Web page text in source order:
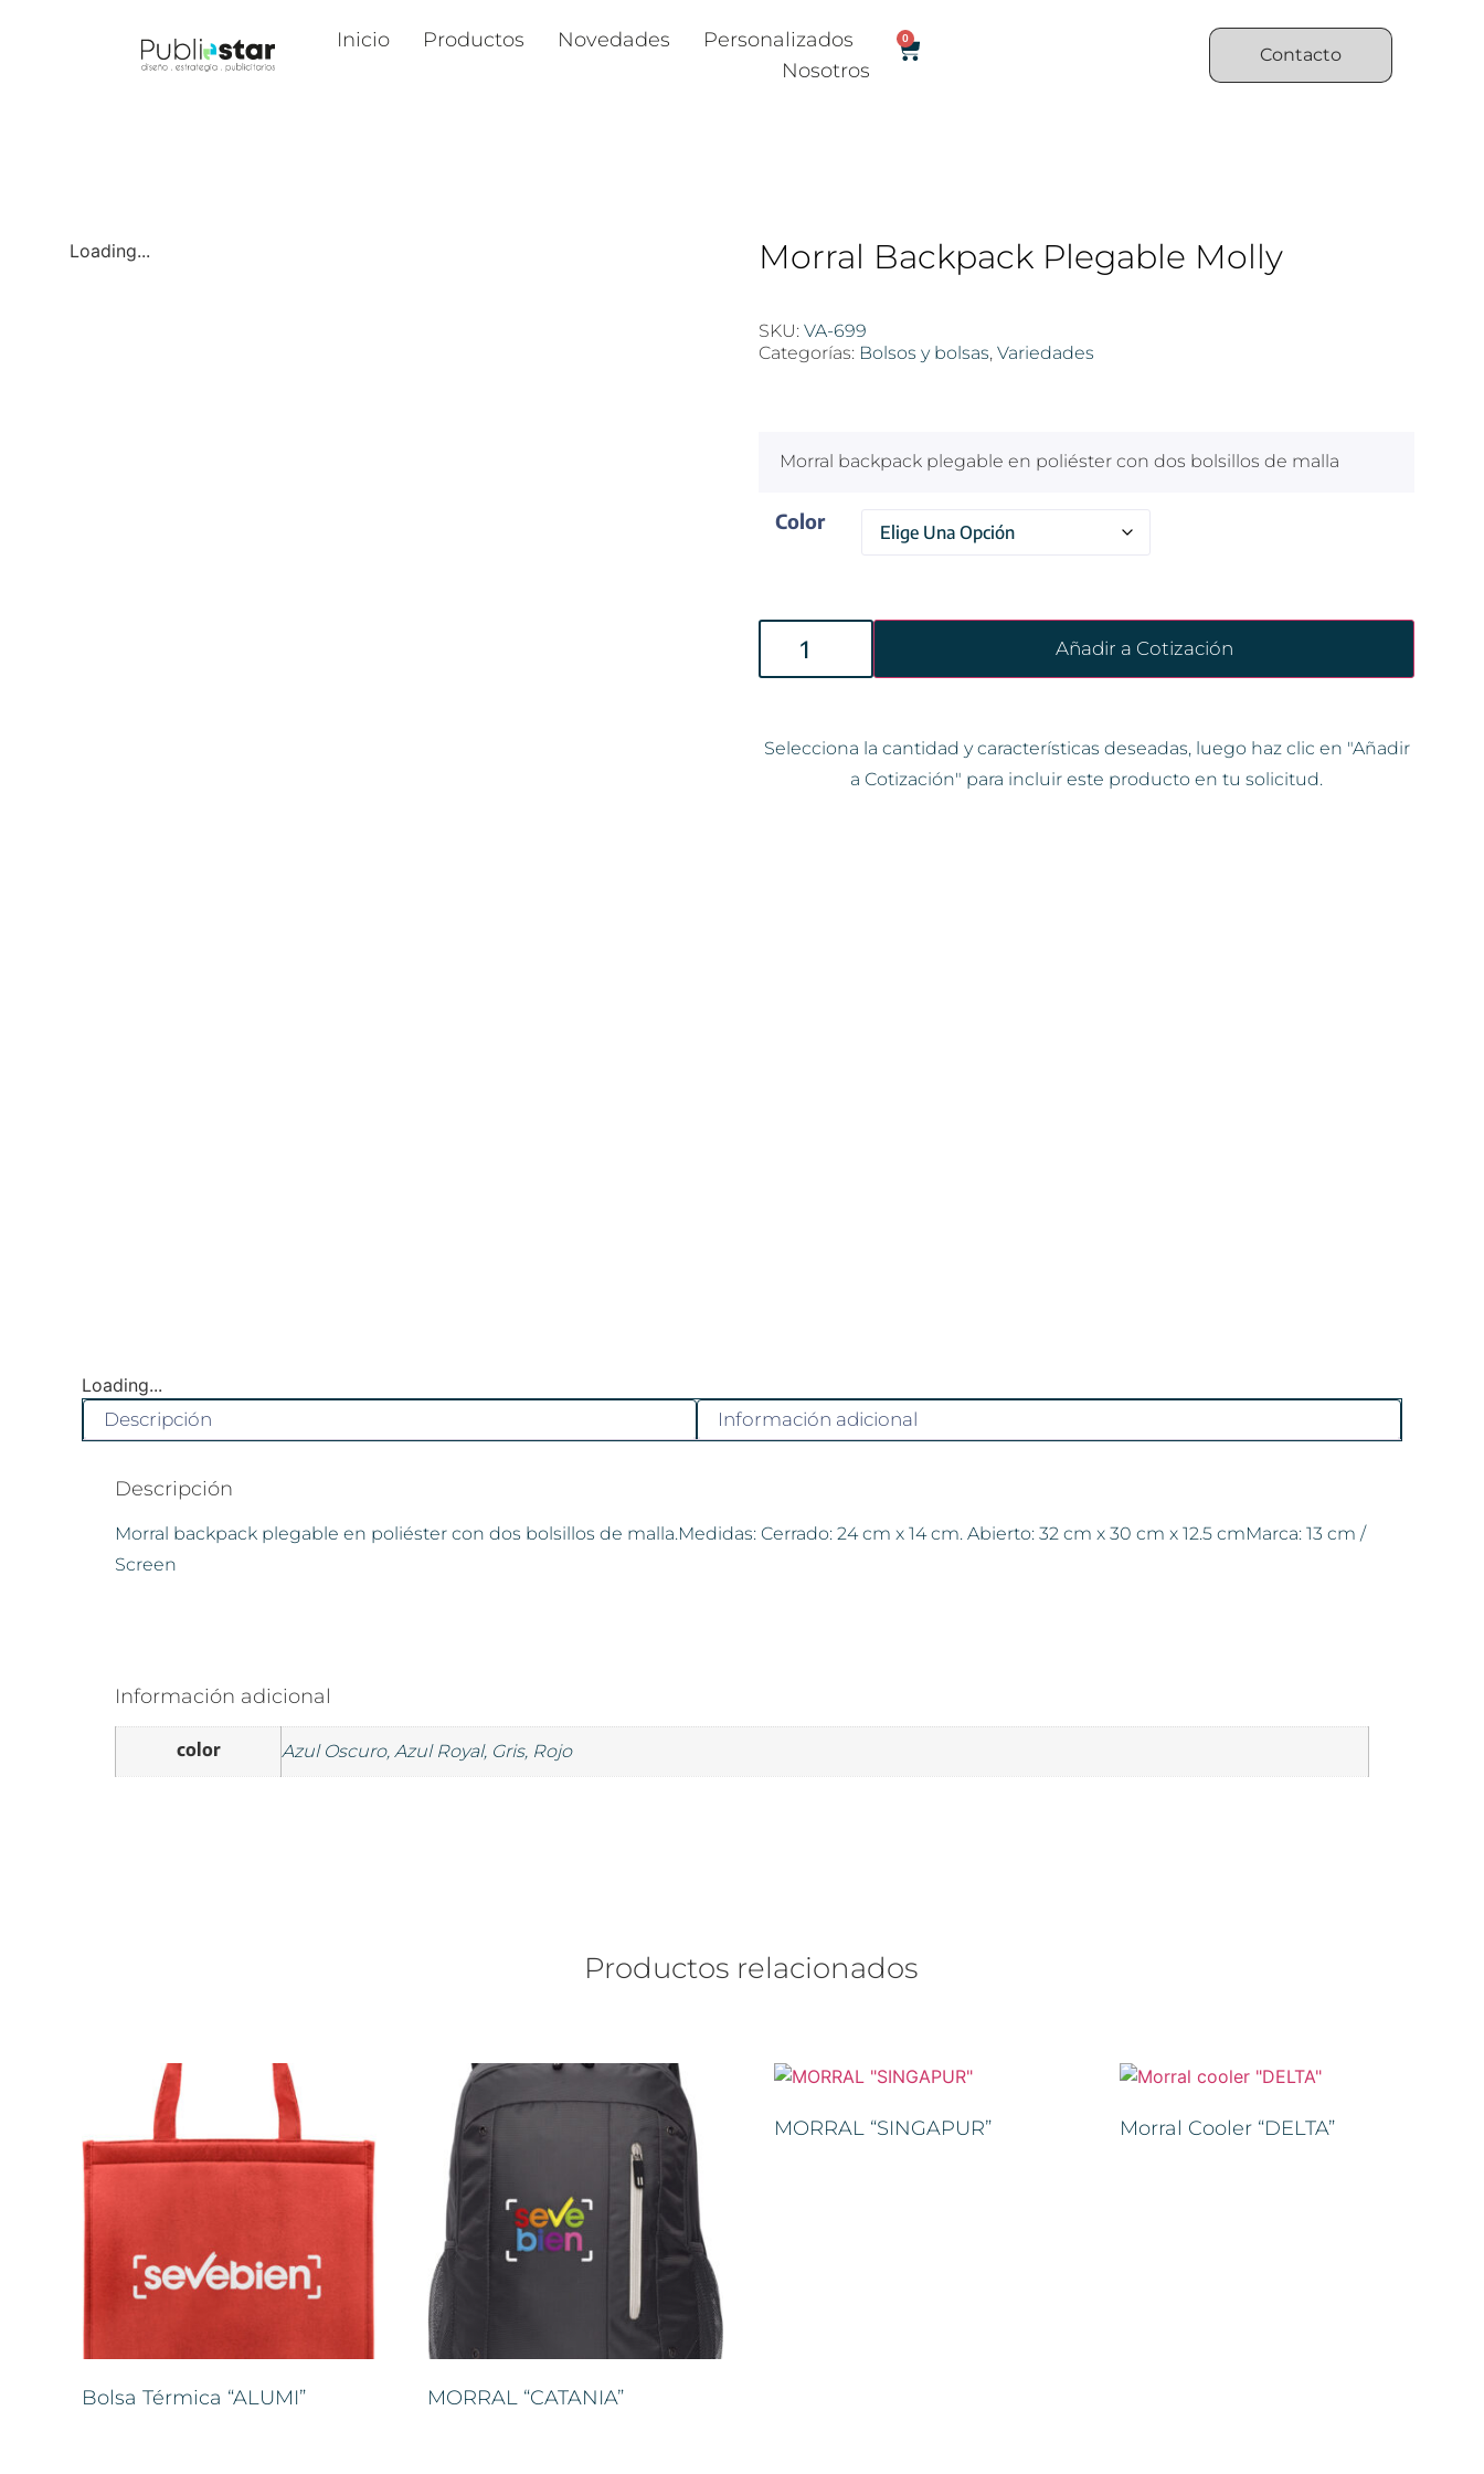
Inicio Productos Novedades
Personalizados
Nosotros
0
Contacto
Loading... Morral Backpack Plegable Molly
SKU: VA-699
Categorías: Bolsos y bolsas, Variedades
Morral backpack plegable en poliéster con dos bolsillos de malla
Color
Añadir a Cotización
Selecciona la cantidad y características deseadas, luego haz clic en "Añadir
a Cotización" para incluir este producto en tu solicitud.
Loading...
Descripción
Información adicional
Descripción
Morral backpack plegable en poliéster con dos bolsillos de malla.Medidas: Cerrado: 24 cm x 14 cm. Abierto: 32 cm x 30 cm x 12.5 cmMarca: 13 cm /
Screen
Información adicional
color Azul Oscuro, Azul Royal, Gris, Rojo
Productos relacionados
Bolsa Térmica “ALUMI” MORRAL “CATANIA”
MORRAL “SINGAPUR” Morral Cooler “DELTA”